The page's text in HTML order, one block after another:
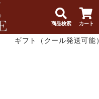
商品検索 カート
ギフト（クール発送可能